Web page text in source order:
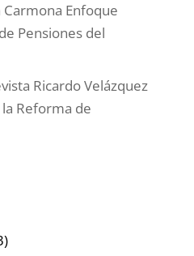
Enfoque
Pensiones del
Ricardo Velázquez
Reforma de